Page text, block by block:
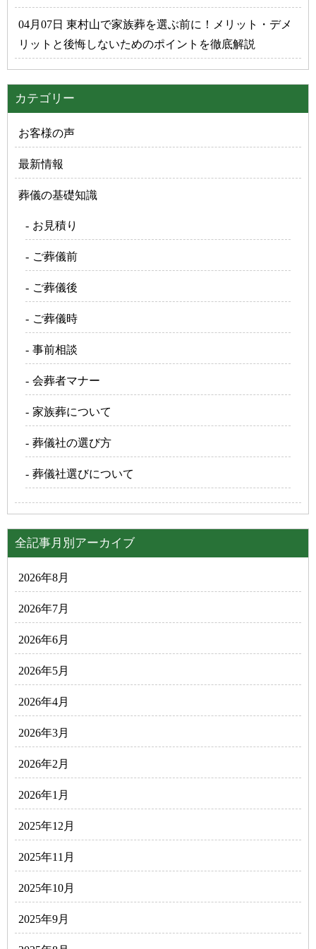
04月07日 東村山で家族葬を選ぶ前に！メリット・デメ
リットと後悔しないためのポイントを徹底解説
カテゴリー
お客様の声
最新情報
葬儀の基礎知識
お見積り
ご葬儀前
ご葬儀後
ご葬儀時
事前相談
会葬者マナー
家族葬について
葬儀社の選び方
葬儀社選びについて
全記事月別アーカイブ
2026年8月
2026年7月
2026年6月
2026年5月
2026年4月
2026年3月
2026年2月
2026年1月
2025年12月
2025年11月
2025年10月
2025年9月